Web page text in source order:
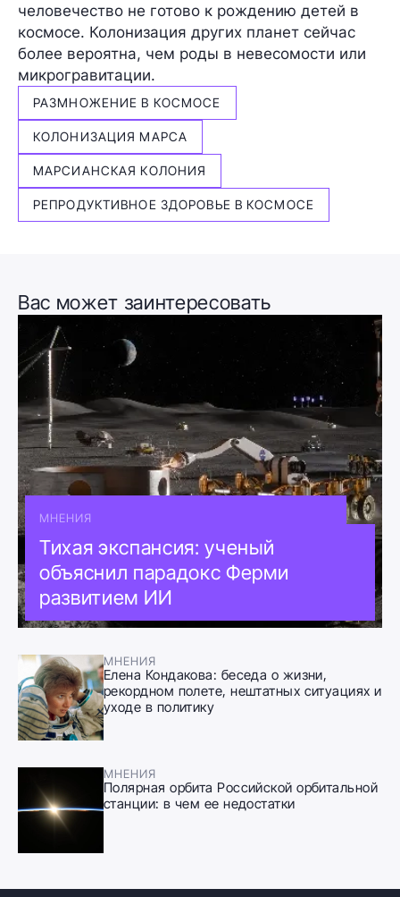
человечество не готово к рождению детей в
космосе. Колонизация других планет сейчас
более вероятна, чем роды в невесомости или
микрогравитации.
РАЗМНОЖЕНИЕ В КОСМОСЕ
КОЛОНИЗАЦИЯ МАРСА
МАРСИАНСКАЯ КОЛОНИЯ
РЕПРОДУКТИВНОЕ ЗДОРОВЬЕ В КОСМОСЕ
Вас может заинтересовать
МНЕНИЯ
Тихая экспансия: ученый
объяснил парадокс Ферми
развитием ИИ
МНЕНИЯ
Елена Кондакова: беседа о жизни,
рекордном полете, нештатных ситуациях и
уходе в политику
МНЕНИЯ
Полярная орбита Российской орбитальной
станции: в чем ее недостатки